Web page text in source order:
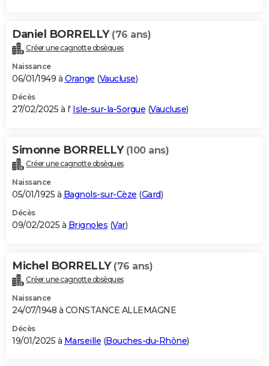
Daniel BORRELLY (76 ans)
Créer une cagnotte obsèques
Naissance
06/01/1949 à Orange (Vaucluse)
Décès
27/02/2025 à l' Isle-sur-la-Sorgue (Vaucluse)
Simonne BORRELLY (100 ans)
Créer une cagnotte obsèques
Naissance
05/01/1925 à Bagnols-sur-Cèze (Gard)
Décès
09/02/2025 à Brignoles (Var)
Michel BORRELLY (76 ans)
Créer une cagnotte obsèques
Naissance
24/07/1948 à CONSTANCE ALLEMAGNE
Décès
19/01/2025 à Marseille (Bouches-du-Rhône)